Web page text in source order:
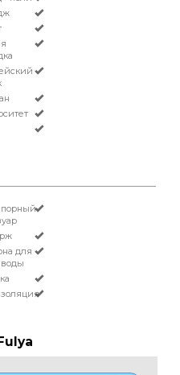
для
воды